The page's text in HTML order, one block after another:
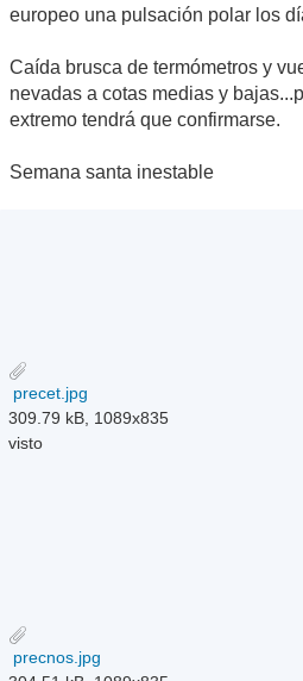
europeo una pulsación polar los
Caída brusca de termómetros y
nevadas a cotas medias y
extremo tendrá que confirmarse.
Semana santa inestable
precet.jpg
309.79 kB, 1089x835
visto
precnos.jpg